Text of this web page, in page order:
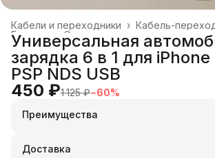
Кабель-
Кабели и переходники ›
Электроника
Главная
Универсальная
зарядка 6 в 1 для iPhone
PSP NDS USB
450 ₽1 125 ₽−60%
Преимущества
Оплата частями в Сплит
Удобный возврат
Доставка